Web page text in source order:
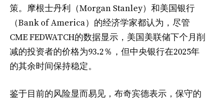
策。摩根士丹利（Morgan Stanley）和美国银行
（Bank of America）的经济学家都认为，尽管
CME FEDWATCH的数据显示，美国美联储下个月削
减的投资者的价格为93.2％，但中央银行在2025年
的其余时间保持稳定。
鉴于目前的风险显而易见，布奇宾德表示，保守的